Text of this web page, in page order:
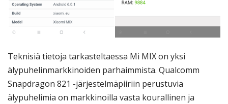
Teknisiä tietoja tarkasteltaessa Mi MIX on yksi
älypuhelinmarkkinoiden parhaimmista. Qualcomm
Snapdragon 821 -järjestelmäpiiriin perustuvia
älypuhelimia on markkinoilla vasta kourallinen ja